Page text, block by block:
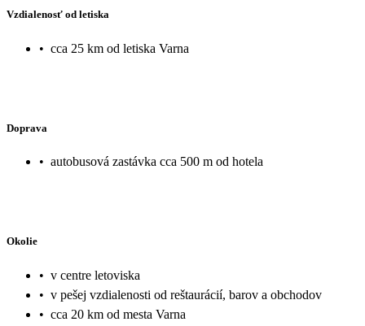
Vzdialenosť od letiska
• cca 25 km od letiska Varna
Doprava
• autobusová zastávka cca 500 m od hotela
Okolie
• v centre letoviska
• v pešej vzdialenosti od reštaurácií, barov a obchodov
• cca 20 km od mesta Varna